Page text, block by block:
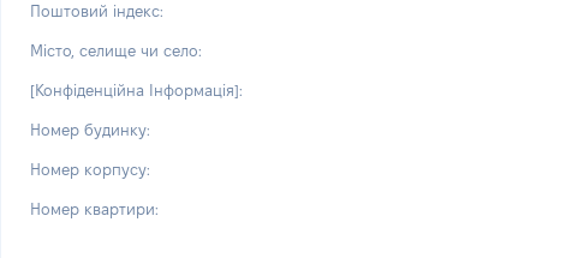
Поштовий індекс:
Місто, селище чи село:
[Конфіденційна Інформація]:
Номер будинку:
Номер корпусу:
Номер квартири: